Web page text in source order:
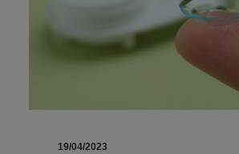
19/04/2023